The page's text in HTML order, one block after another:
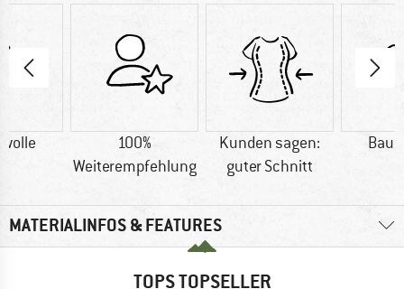
100%
Weiterempfehlung
Kunden sagen:
guter Schnitt
MATERIALINFOS & FEATURES
TOPS TOPSELLER